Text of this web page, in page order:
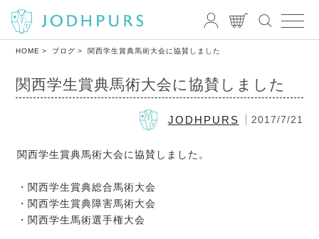
HOME ブログ 関西学生賞典馬術大会に協賛しました
関西学生賞典馬術大会に協賛しました
JODHPURS 2017/7/21
関西学生賞典馬術大会に協賛しました。
・関西学生賞典総合馬術大会
・関西学生賞典障害馬術大会
・関西学生馬術選手権大会